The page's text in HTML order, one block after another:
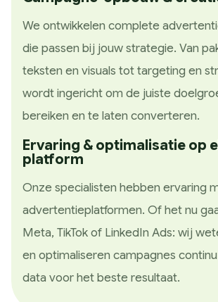
We ontwikkelen complete
die passen bij jouw strategie. Van
teksten en visuals tot targeting en
wordt ingericht om de juiste
bereiken en te laten converteren.
Ervaring & optimalisatie op
platform
Onze specialisten hebben ervaring
advertentieplatformen. Of het nu
Meta, TikTok of LinkedIn Ads: wij
en optimaliseren campagnes
data voor het beste resultaat.